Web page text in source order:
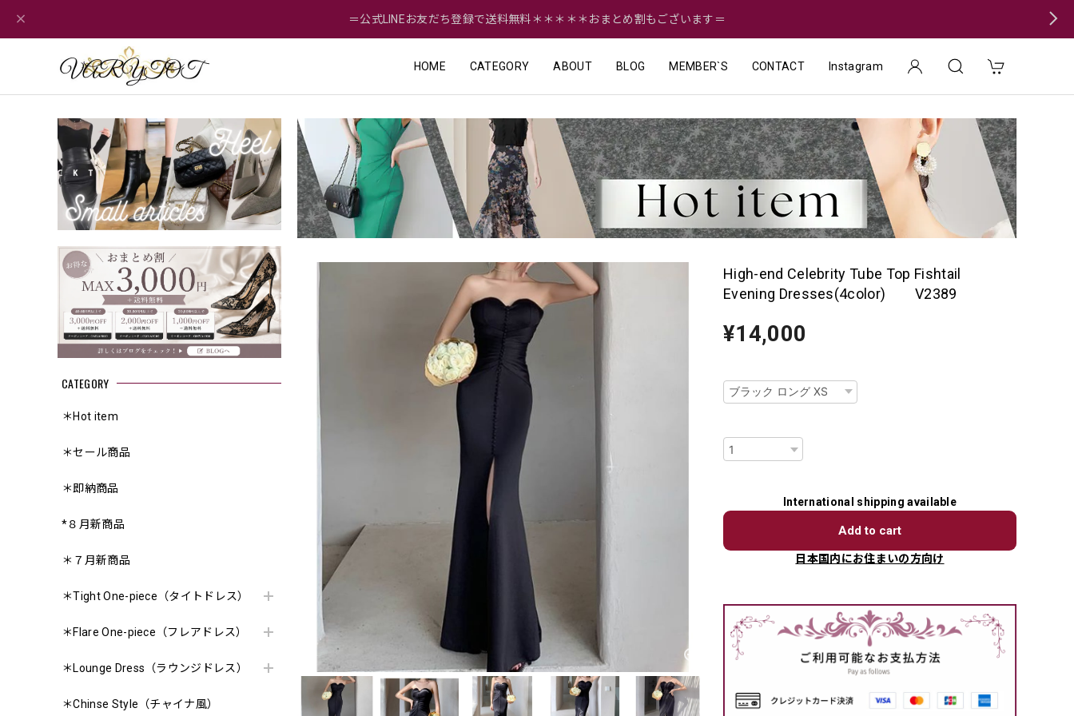
＝公式LINEお友だち登録で送料無料＊＊＊＊＊おまとめ割もございます＝
HOME CATEGORY ABOUT BLOG MEMBER`S CONTACT Instagram
CATEGORY
＊Hot item
＊セール商品
＊即納商品
*８月新商品
＊７月新商品
＊Tight One-piece（タイトドレス）
＊Flare One-piece（フレアドレス）
＊Lounge Dress（ラウンジドレス）
＊Chinse Style（チャイナ風）
High-end Celebrity Tube Top Fishtail
Evening Dresses(4color) V2389
¥14,000
International shipping available
Add to cart
日本国内にお住まいの方向け